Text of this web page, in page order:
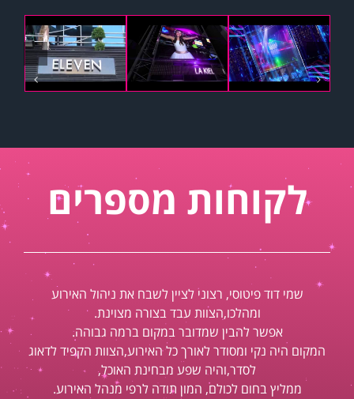
לקוחות מספרים
שמי דוד פיטוסי, רצוני לציין לשבח את ניהול האירוע
ומהלכו,הצוות עבד בצורה מצוינת.
אפשר להבין שמדובר במקום ברמה גבוהה.
המקום היה נקי ומסודר לאורך כל האירוע,הצוות הקפיד לדאוג
לסדר,והיה שפע מבחינת האוכל,
ממליץ בחום לכולם, המון תודה לרפי מנהל האירוע.